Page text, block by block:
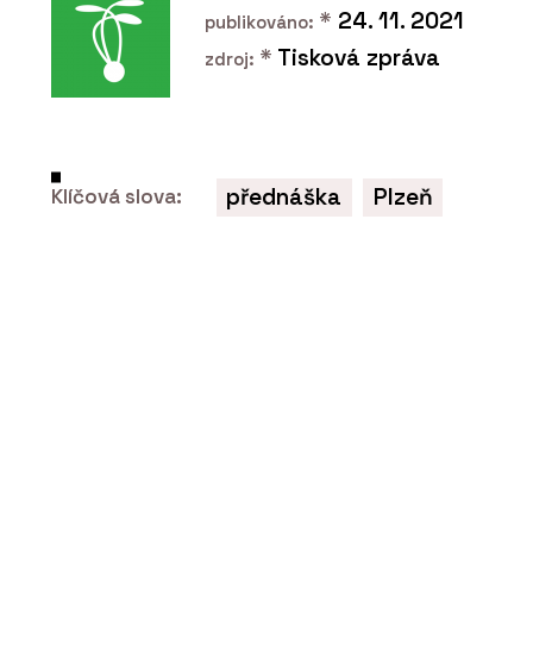
publikováno: * 24. 11. 2021
zdroj: * Tisková zpráva
Klíčová slova: přednáška Plzeň